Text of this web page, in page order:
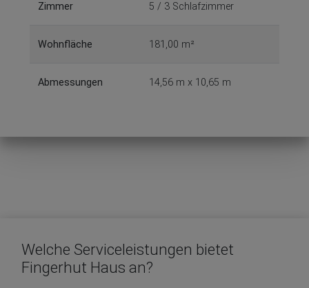
Zimmer 5 / 3 Schlafzimmer
Wohnfläche 181,00 m²
Abmessungen 14,56 m x 10,65 m
Welche Serviceleistungen bietet
Fingerhut Haus an?